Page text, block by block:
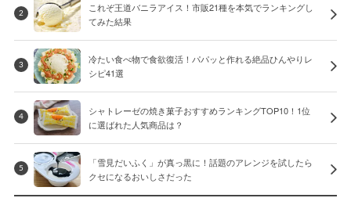
2
これぞ王道バニラアイス！市販21種を本気でランキングし
てみた結果
3
冷たい食べ物で食欲復活！パパッと作れる絶品ひんやりレ
シピ41選
4
シャトレーゼの焼き菓子おすすめランキングTOP10！1位
に選ばれた人気商品は？
5
「雪見だいふく」が真っ黒に！話題のアレンジを試したら
クセになるおいしさだった